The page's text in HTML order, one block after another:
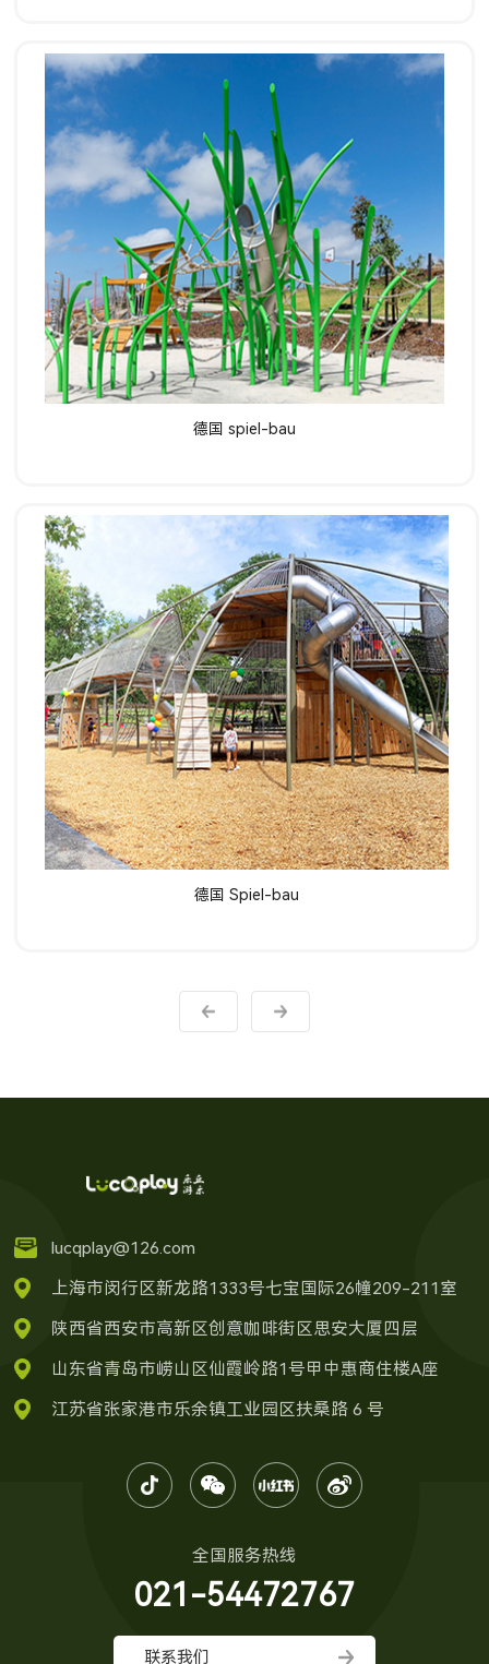
德国 spiel-bau
了解详情
德国 Spiel-bau
了解详情
lucqplay@126.com
上海市闵行区新龙路1333号七宝国际26幢209-211室
陕西省西安市高新区创意咖啡街区思安大厦四层
山东省青岛市崂山区仙霞岭路1号甲中惠商住楼A座
江苏省张家港市乐余镇工业园区扶桑路 6 号
全国服务热线
021-54472767
联系我们